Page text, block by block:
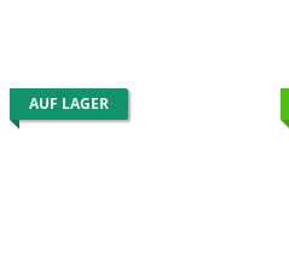
AUF LAGER